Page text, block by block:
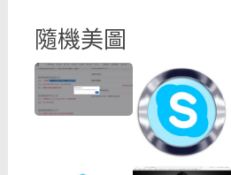
隨機美圖